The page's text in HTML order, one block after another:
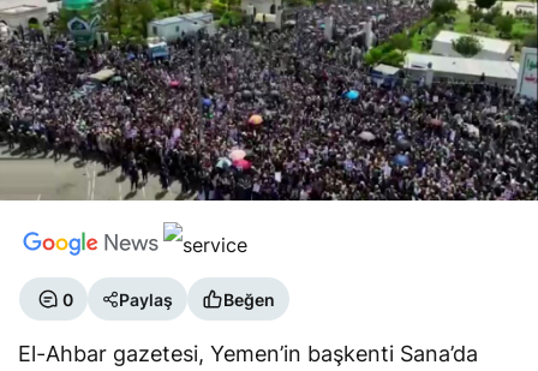
0 Paylaş Beğen
El-Ahbar gazetesi, Yemen’in başkenti Sana’da